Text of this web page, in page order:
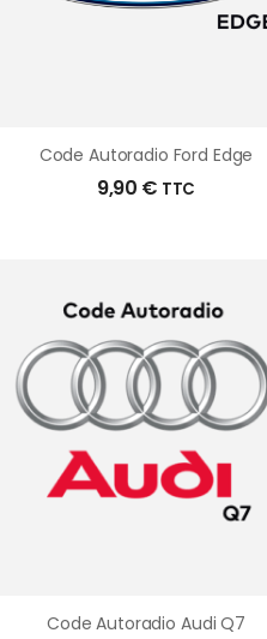
Code Autoradio Ford Edge
9,90 € TTC
Code Autoradio Audi Q7